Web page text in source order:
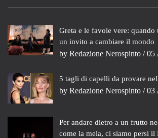
Greta e le favole vere: quando
un invito a cambiare il mondo
by Redazione Nerospinto / 05
5 tagli di capelli da provare
by Redazione Nerospinto / 03
Per andare dietro a un frutto
come la mela, ci siamo persi il